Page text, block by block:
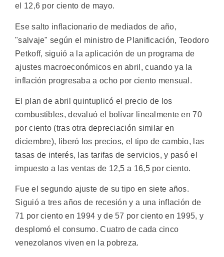
el 12,6 por ciento de mayo.
Ese salto inflacionario de mediados de año,
"salvaje" según el ministro de Planificación, Teodoro
Petkoff, siguió a la aplicación de un programa de
ajustes macroeconómicos en abril, cuando ya la
inflación progresaba a ocho por ciento mensual.
El plan de abril quintuplicó el precio de los
combustibles, devaluó el bolívar linealmente en 70
por ciento (tras otra depreciación similar en
diciembre), liberó los precios, el tipo de cambio, las
tasas de interés, las tarifas de servicios, y pasó el
impuesto a las ventas de 12,5 a 16,5 por ciento.
Fue el segundo ajuste de su tipo en siete años.
Siguió a tres años de recesión y a una inflación de
71 por ciento en 1994 y de 57 por ciento en 1995, y
desplomó el consumo. Cuatro de cada cinco
venezolanos viven en la pobreza.